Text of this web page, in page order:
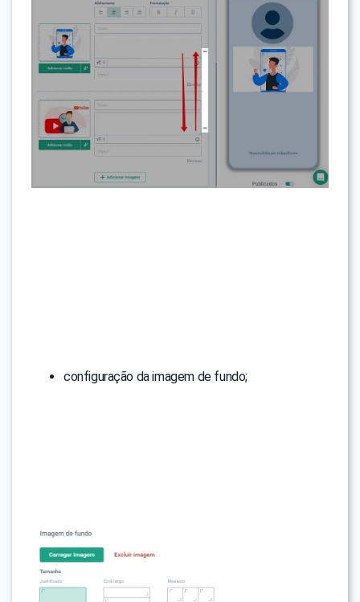
configuração da imagem de fundo;